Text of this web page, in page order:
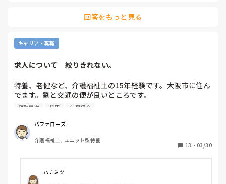
回答をもっと見る
キャリア・転職
求人について　絞りきれない。
特養、老健など、介護福祉士の15年経験です。大阪市に住ん
でます。割と交通の便が良いところです。
でした。ジョブメドレーで、住宅型有料のスカウトメール
が、よくきますが、あまり気がのりません。
今月で、住宅型有料、職場環境合わなくて半年でやめます。
求人サイト見ても、賞与2ヶ月やなかったり正社員は、割に
合わない気がしてます。
夜勤専従 採用 仕事紹介
バファローズ
介護福祉士, ユニット型特養
13 ・ 03/30
ハチミツ